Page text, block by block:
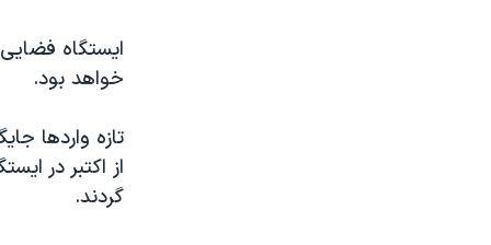
خواهد بود.
تازه واردها
از اکتبر در
گردند.